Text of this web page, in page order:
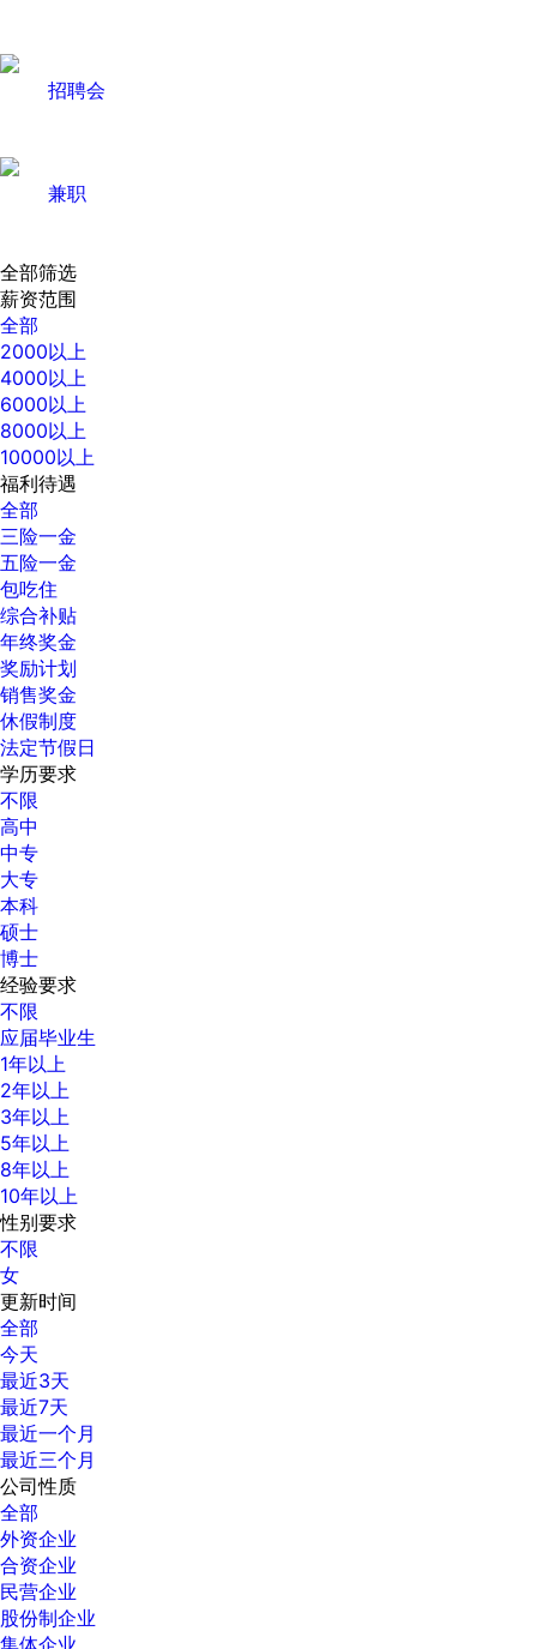
招聘会
兼职
全部筛选
薪资范围
全部
2000以上
4000以上
6000以上
8000以上
10000以上
福利待遇
全部
三险一金
五险一金
包吃住
综合补贴
年终奖金
奖励计划
销售奖金
休假制度
法定节假日
学历要求
不限
高中
中专
大专
本科
硕士
博士
经验要求
不限
应届毕业生
1年以上
2年以上
3年以上
5年以上
8年以上
10年以上
性别要求
不限
女
更新时间
全部
今天
最近3天
最近7天
最近一个月
最近三个月
公司性质
全部
外资企业
合资企业
民营企业
股份制企业
集体企业